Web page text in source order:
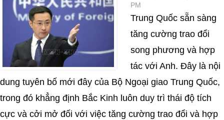
PM
Trung Quốc sẵn sàng
tăng cường trao đổi
song phương và hợp
tác với Anh. Đây là nội
dung tuyên bố mới đây của Bộ Ngoại giao Trung Quốc,
trong đó khẳng định Bắc Kinh luôn duy trì thái độ tích
cực và cởi mở đối với việc tăng cường trao đổi và hợp